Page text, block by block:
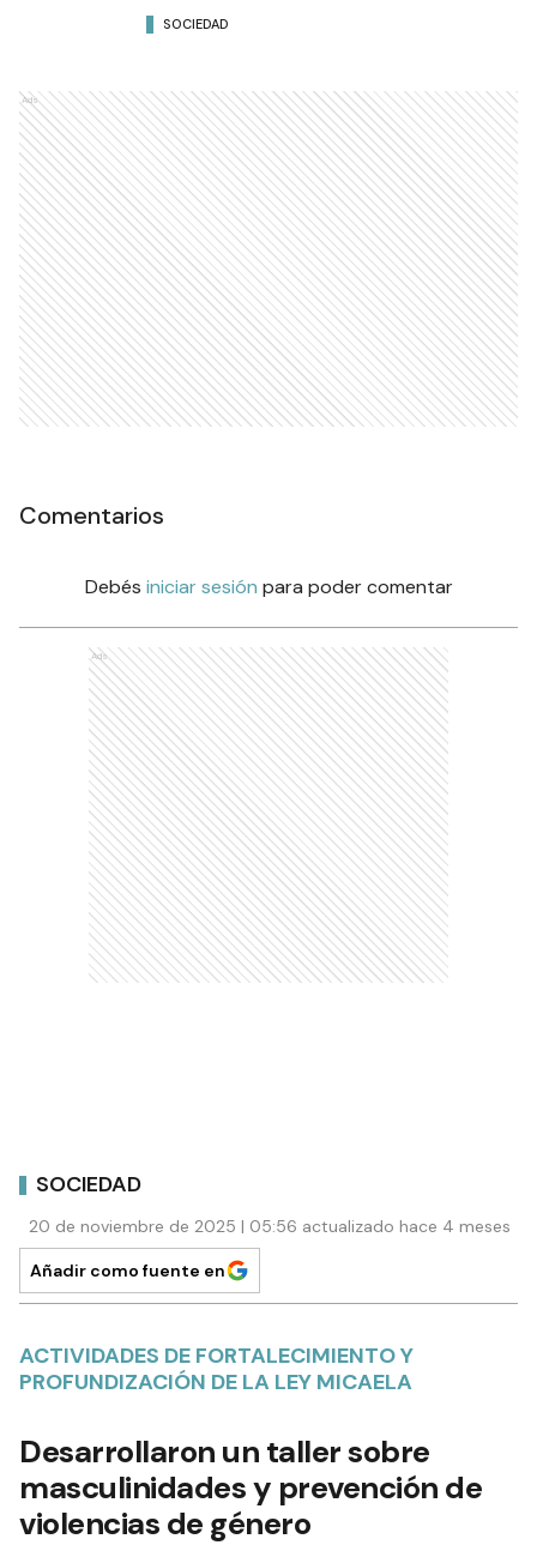
SOCIEDAD
Ads
Comentarios
Debés iniciar sesión para poder comentar
Ads
SOCIEDAD
20 de noviembre de 2025 | 05:56 actualizado hace 4 meses
Añadir como fuente en
ACTIVIDADES DE FORTALECIMIENTO Y
PROFUNDIZACIÓN DE LA LEY MICAELA
Desarrollaron un taller sobre
masculinidades y prevención de
violencias de género